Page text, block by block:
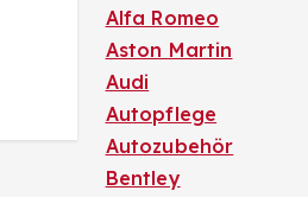
Alfa Romeo
Aston Martin
Audi
Autopflege
Autozubehör
Bentley